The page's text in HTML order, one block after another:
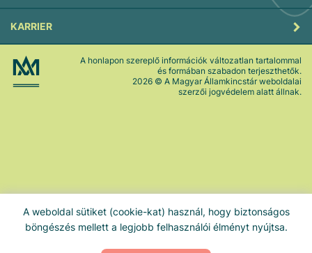
A weboldal sütiket (cookie-kat) használ, hogy biztonságos
böngészés mellett a legjobb felhasználói élményt nyújtsa.
KARRIER
A honlapon szereplő információk változatlan tartalommal
és formában szabadon terjeszthetők.
2026 © A Magyar Államkincstár weboldalai
szerzői jogvédelem alatt állnak.